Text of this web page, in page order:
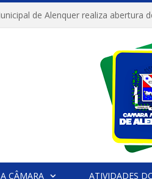
A CÂMARA ATIVIDADES